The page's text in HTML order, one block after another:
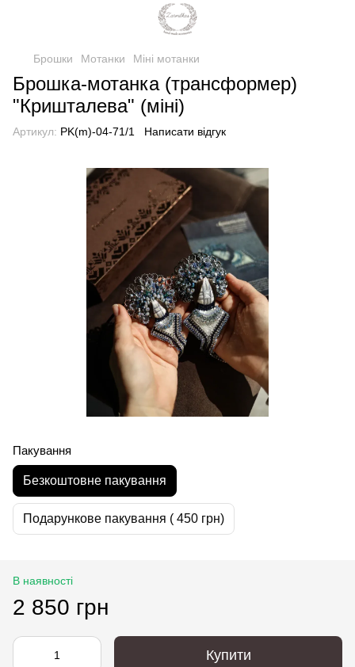
Брошки Мотанки Міні мотанки
Брошка-мотанка (трансформер)
"Кришталева" (міні)
Артикул: PK(m)-04-71/1 Написати відгук
Пакування
Безкоштовне пакування
Подарункове пакування ( 450 грн)
В наявності
2 850 грн
Купити